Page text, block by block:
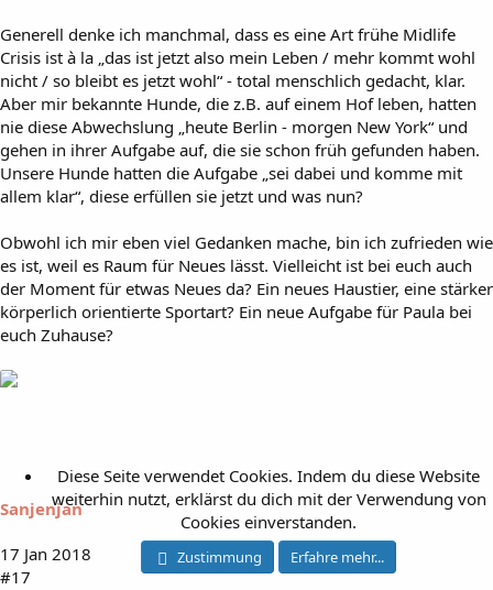
Generell denke ich manchmal, dass es eine Art frühe Midlife
Crisis ist à la „das ist jetzt also mein Leben / mehr kommt wohl
nicht / so bleibt es jetzt wohl“ - total menschlich gedacht, klar.
Aber mir bekannte Hunde, die z.B. auf einem Hof leben, hatten
nie diese Abwechslung „heute Berlin - morgen New York“ und
gehen in ihrer Aufgabe auf, die sie schon früh gefunden haben.
Unsere Hunde hatten die Aufgabe „sei dabei und komme mit
allem klar“, diese erfüllen sie jetzt und was nun?
Obwohl ich mir eben viel Gedanken mache, bin ich zufrieden wie
es ist, weil es Raum für Neues lässt. Vielleicht ist bei euch auch
der Moment für etwas Neues da? Ein neues Haustier, eine stärker
körperlich orientierte Sportart? Ein neue Aufgabe für Paula bei
euch Zuhause?
Sanjenjan
17 Jan 2018
#17
Diese Seite verwendet Cookies. Indem du diese Website
weiterhin nutzt, erklärst du dich mit der Verwendung von
Cookies einverstanden.
Zustimmung Erfahre mehr...